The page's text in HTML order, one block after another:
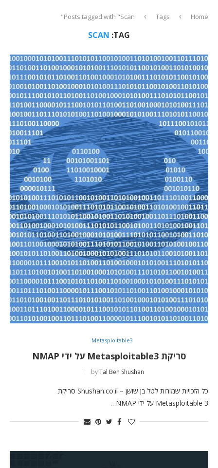
Home
Tags
Posts tagged with "Scan"
TAG:
SCAN
Metasploitable3
סריקת Metasploitable3 על ידי NMAP
byTal Ben Shushan
כל הזכויות שמורות לטל בן שושן – Shushan.co.il סריקת
Metasploitable 3 על ידי NMAP…